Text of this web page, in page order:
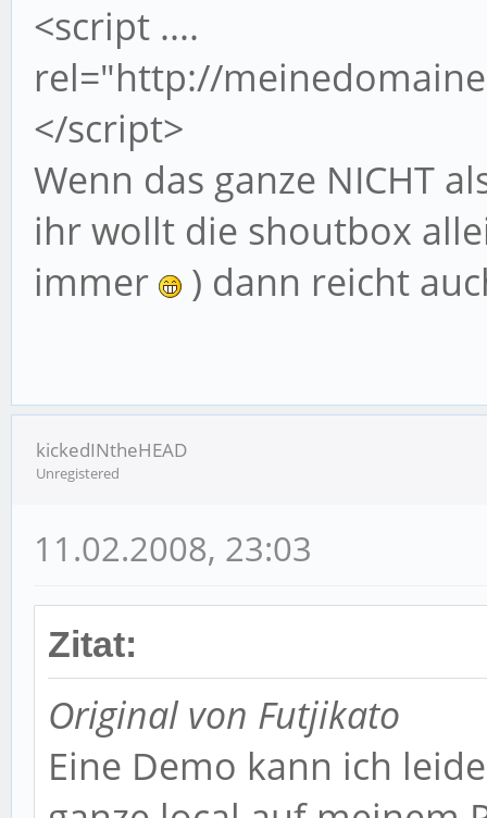
<script ....
rel="http://
</script>
Wenn das ganze NICHT
ihr wollt die shoutbox
immer
) dann reicht
kickedINtheHEAD
Unregistered
11.02.2008, 23:03
Zitat:
Original von Futjikato
Eine Demo kann ich